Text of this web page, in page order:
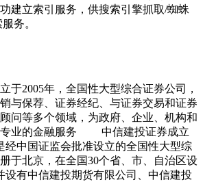
建立索引服务，供搜索引擎抓取/蜘蛛
务。
2005年，全国性大型综合证券公司，
与保荐、证券经纪、与证券交易和证券
问等多个领域，为政府、企业、机构和
专业的金融服务 中信建投证券成立
经中国证监会批准设立的全国性大型综
于北京，在全国30个省、市、自治区设
设有中信建投期货有限公司、中信建投